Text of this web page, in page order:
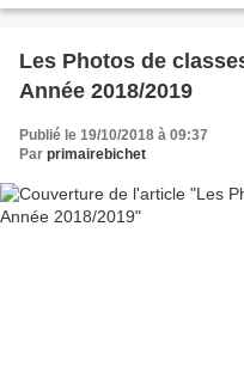
Les Photos de
Année 2018/2019
Publié le 19/10/2018 à 09:37
Par primairebichet